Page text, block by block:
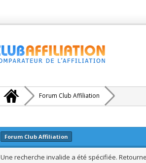
Forum Club Affiliation
Forum Club Affiliation
Une recherche invalide a été spécifiée.